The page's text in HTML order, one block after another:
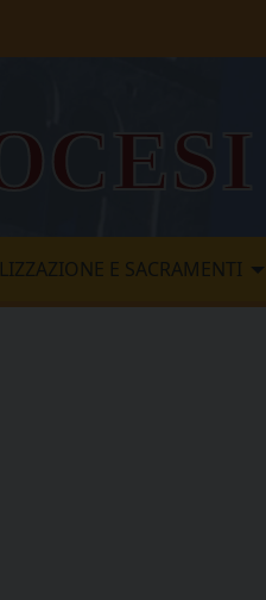
E SACRAMENTI